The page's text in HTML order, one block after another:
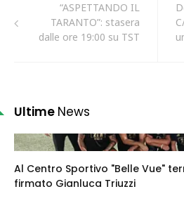
“ASPETTANDO IL
TARANTO”: stasera
dalle ore 19:00 su TST
Ultime News
Al Centro Sportivo "Belle Vue"
firmato Gianluca Triuzzi